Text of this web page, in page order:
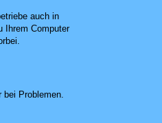
auch in
Ihrem Computer
Problemen.